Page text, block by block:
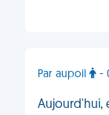
Par aupoil -
Aujourd'hui,